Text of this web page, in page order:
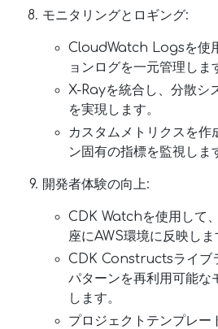
モニタリングとロギング:
CloudWatch Logsを使
ョンログを一元管理しま
X-Rayを統合し、分散シ
を実現します。
カスタムメトリクスを作
ン固有の指標を監視しま
開発者体験の向上:
CDK Watchを使用して
座にAWS環境に反映しま
CDK Constructsライブ
パターンを再利用可能な
します。
プロジェクトテンプレー